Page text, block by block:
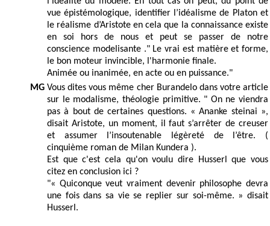
vue épistémologique, identifier l’idéalisme de Platon et
le réalisme d’Aristote en cela que la connaissance existe
en soi hors de nous et peut se passer de notre
conscience modelisante ." Le vrai est matière et forme,
le bon moteur invincible, l'harmonie finale.
Animée ou inanimée, en acte ou en puissance."
MG Vous dites vous même cher Burandelo dans votre article
sur le modalisme, théologie primitive. " On ne viendra
pas à bout de certaines questions. « Ananke steinai »,
disait Aristote, un moment, il faut s’arrêter de creuser
et assumer l’insoutenable légèreté de l’être. (
cinquième roman de Milan Kundera ).
Est que c'est cela qu'on voulu dire Husserl que vous
citez en conclusion ici ?
"« Quiconque veut vraiment devenir philosophe devra
une fois dans sa vie se replier sur soi-même. » disait
Husserl.